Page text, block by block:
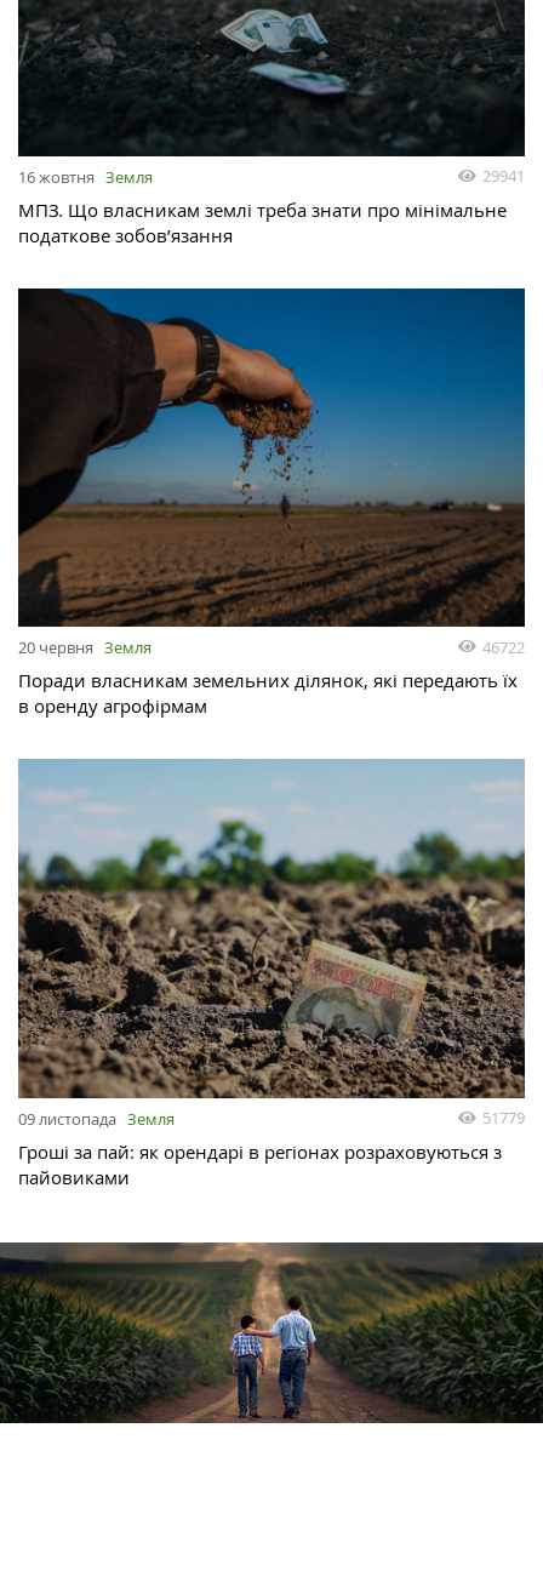
16 жовтня Земля 29941
МПЗ. Що власникам землі треба знати про мінімальне
податкове зобов’язання
20 червня Земля 46722
Поради власникам земельних ділянок, які передають їх
в оренду агрофірмам
09 листопада Земля 51779
Гроші за пай: як орендарі в регіонах розраховуються з
пайовиками